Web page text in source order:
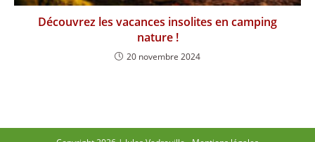
Découvrez les vacances insolites en camping
nature !
20 novembre 2024